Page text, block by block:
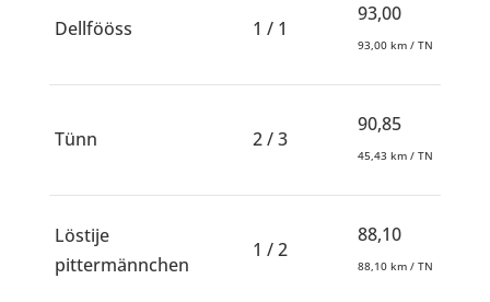
Dellfööss 1 / 1
93,00
93,00 km / TN
Tünn 2 / 3
90,85
45,43 km / TN
Löstije
pittermännchen
1 / 2
88,10
88,10 km / TN